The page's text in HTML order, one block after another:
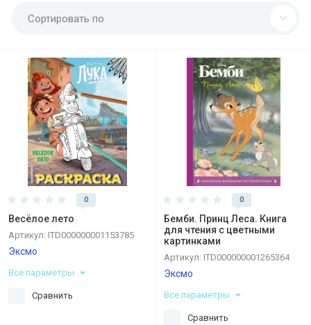
Сортировать по
0
Весёлое лето
Артикул: ITD000000001153785
Эксмо
Все параметры
Сравнить
0
Бемби. Принц Леса. Книга
для чтения с цветными
картинками
Артикул: ITD000000001265364
Эксмо
Все параметры
Сравнить